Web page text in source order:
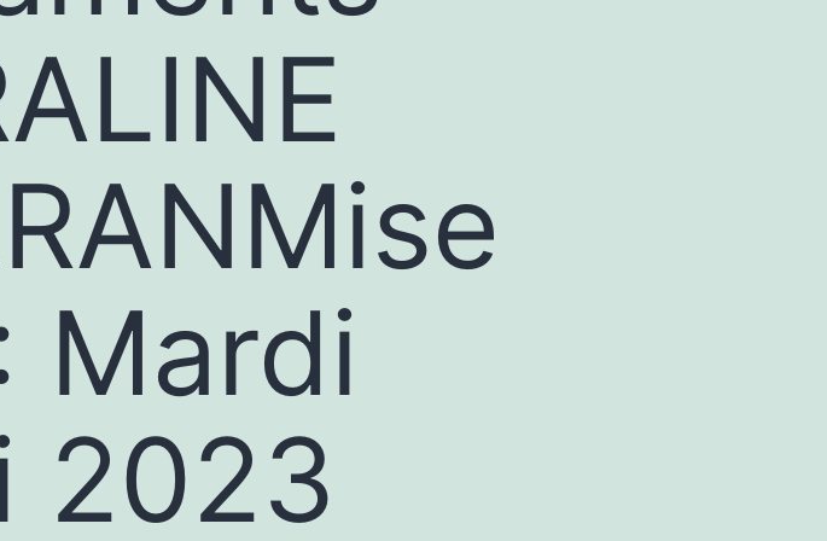
Mardi
2023